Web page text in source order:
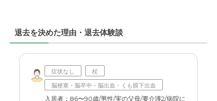
っており、入居者もそれなりの家の人が入っていると推
察。したがって、運営再度もきちんとしていて、問題はな
退去を決めた理由・退去体験談
症状なし
杖
脳梗塞・脳卒中・脳出血・くも膜下出血
入居者：86〜90歳/男性/実の父母/要介護2/病院に